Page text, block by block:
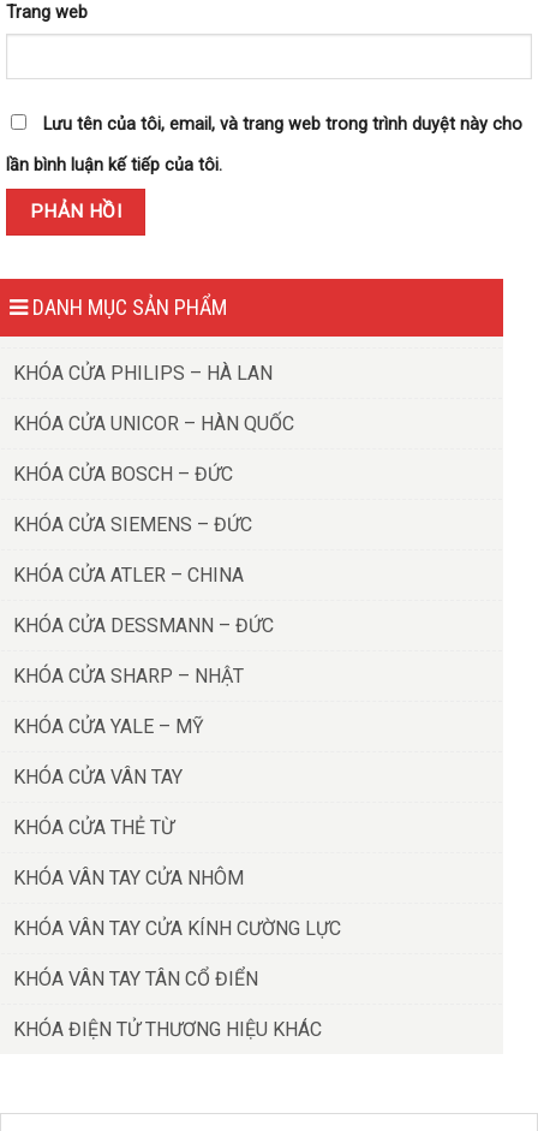
DANH MỤC SẢN PHẨM
KHÓA CỬA PHILIPS – HÀ LAN
KHÓA CỬA UNICOR – HÀN QUỐC
KHÓA CỬA BOSCH – ĐỨC
KHÓA CỬA SIEMENS – ĐỨC
KHÓA CỬA ATLER – CHINA
KHÓA CỬA DESSMANN – ĐỨC
KHÓA CỬA SHARP – NHẬT
KHÓA CỬA YALE – MỸ
KHÓA CỬA VÂN TAY
KHÓA CỬA THẺ TỪ
KHÓA VÂN TAY CỬA NHÔM
KHÓA VÂN TAY CỬA KÍNH CƯỜNG LỰC
KHÓA VÂN TAY TÂN CỔ ĐIỂN
KHÓA ĐIỆN TỬ THƯƠNG HIỆU KHÁC
Trang web
Lưu tên của tôi, email, và trang web trong trình duyệt này cho
lần bình luận kế tiếp của tôi.